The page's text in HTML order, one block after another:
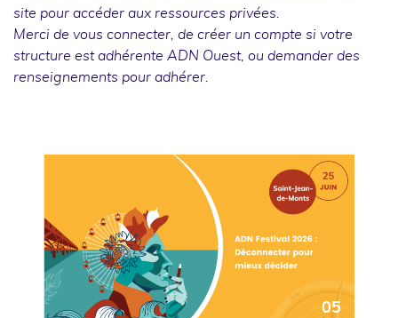
site pour accéder aux ressources privées.
Merci de vous connecter , de créer un compte si votre
structure est adhérente ADN Ouest, ou demander des
renseignements pour adhérer.
05